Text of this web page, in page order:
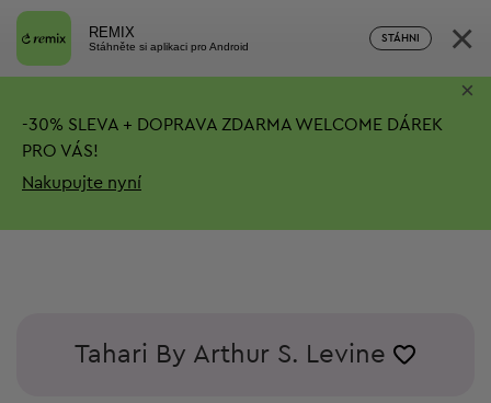
REMIX
Stáhněte si aplikaci pro Android
STÁHNI ×
-30% SLEVA + DOPRAVA ZDARMA WELCOME DÁREK
PRO VÁS!
Nakupujte nyní
×
Tahari By Arthur S. Levine